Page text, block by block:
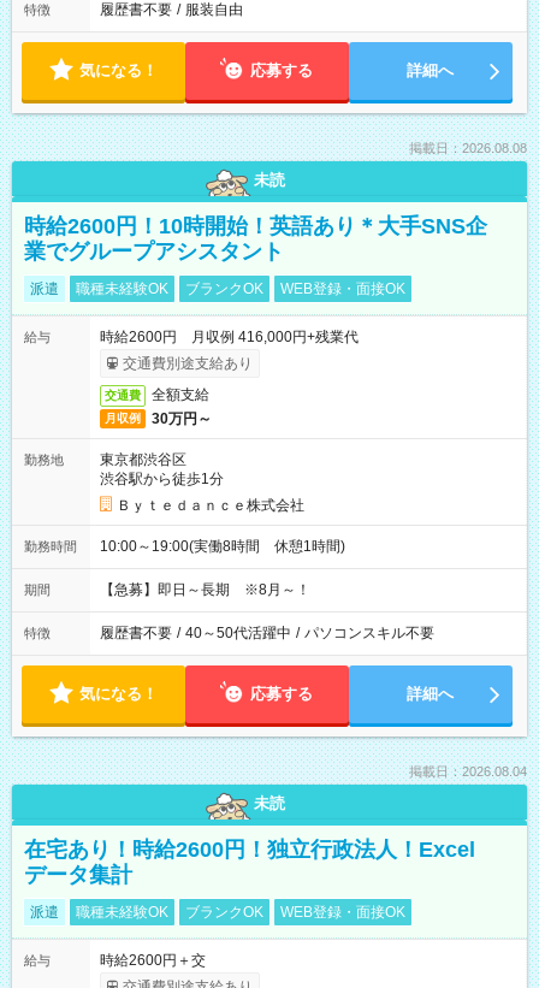
特徴 履歴書不要 / 服装自由
気になる！ 応募する 詳細へ
掲載日：2026.08.08
未読
時給2600円！10時開始！英語あり＊大手SNS企
業でグループアシスタント
派遣 職種未経験OK ブランクOK WEB登録・面接OK
給与
時給2600円 月収例 416,000円+残業代
交通費別途支給あり
交通費 全額支給
月収例 30万円～
勤務地
東京都渋谷区
渋谷駅から徒歩1分
Ｂｙｔｅｄａｎｃｅ株式会社
勤務時間 10:00～19:00(実働8時間 休憩1時間)
期間 【急募】即日～長期 ※8月～！
特徴 履歴書不要 / 40～50代活躍中 / パソコンスキル不要
気になる！ 応募する 詳細へ
掲載日：2026.08.04
未読
在宅あり！時給2600円！独立行政法人！Excel
データ集計
派遣 職種未経験OK ブランクOK WEB登録・面接OK
給与
時給2600円＋交